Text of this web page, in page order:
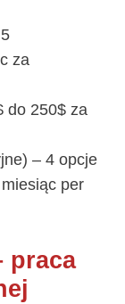
za
do 250$ za
– 4 opcje
per
praca